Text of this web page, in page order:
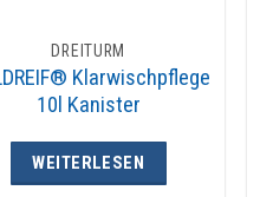
DREITURM
Klarwischpflege
10l Kanister
WEITERLESEN